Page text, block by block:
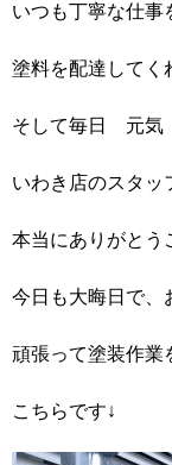
いつも丁寧な仕事
塗料を配達してく
そして毎日 元気
いわき店のスタッ
本当にありがとう
今日も大晦日で、
頑張って塗装作業
こちらです↓